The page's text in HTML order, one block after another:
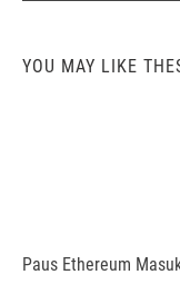
YOU MAY LIKE
Paus Ethereum